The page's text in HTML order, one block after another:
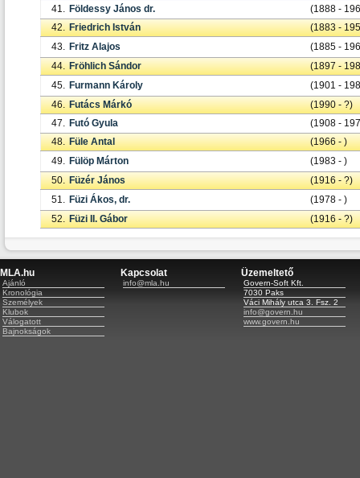
41. Földessy János dr.
(1888 -
42. Friedrich István
(1883 -
43. Fritz Alajos
(1885 -
44. Fröhlich Sándor
(1897 -
45. Furmann Károly
(1901 -
46. Futács Márkó
(1990 - ?)
47. Futó Gyula
(1908 -
48. Füle Antal
(1966 - )
49. Fülöp Márton
(1983 - )
50. Füzér János
(1916 - ?)
51. Füzi Ákos, dr.
(1978 - )
52. Füzi II. Gábor (1916 - ?)
MLA.hu
Ajánló
Kronológia
Személyek
Klubok
Válogatott
Bajnokságok
Kapcsolat
info@mla.hu
Üzemeltető
Govern-Soft Kft.
7030 Paks
Váci Mihály utca 3. Fsz. 2
info@govern.hu
www.govern.hu